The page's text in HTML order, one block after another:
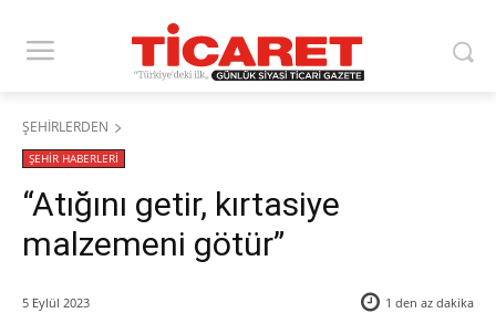
ŞEHİRLERDEN
ŞEHİR HABERLERİ
“Atığını getir, kırtasiye
malzemeni götür”
5 Eylül 2023 1 den az dakika